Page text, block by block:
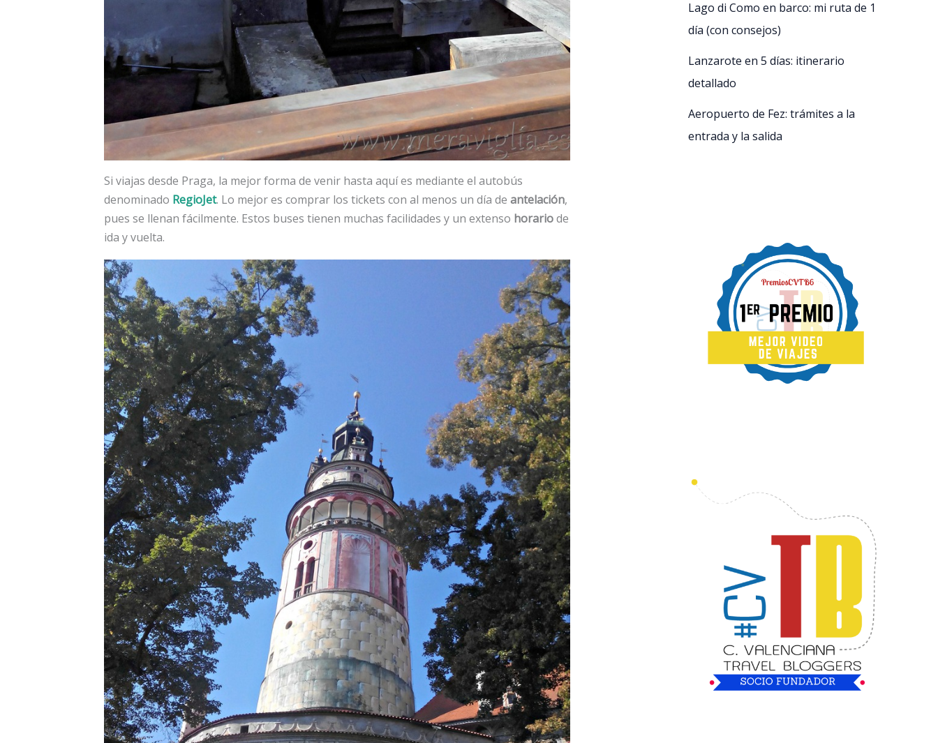
Si viajas desde Praga, la mejor forma de venir hasta aquí es mediante el autobús
denominado RegioJet. Lo mejor es comprar los tickets con al menos un día de antelación,
pues se llenan fácilmente. Estos buses tienen muchas facilidades y un extenso horariode
ida y vuelta.
Lago di Como en barco: mi ruta de 1
día (con consejos)
Lanzarote en 5 días: itinerario
detallado
Aeropuerto de Fez: trámites a la
entrada y la salida